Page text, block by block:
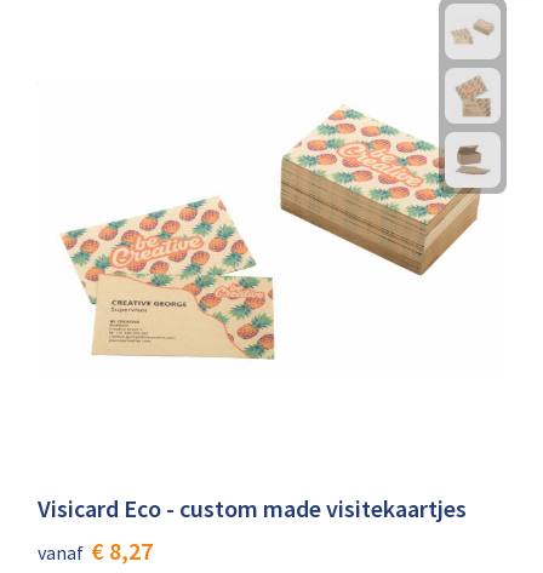
Visicard Eco - custom made visitekaartjes
vanaf € 8,27